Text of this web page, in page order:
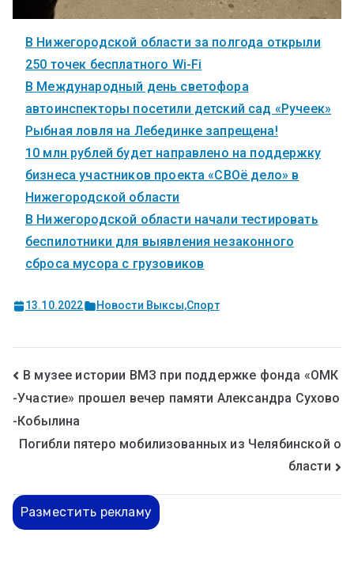
В Нижегородской области за полгода открыли
250 точек бесплатного Wi-Fi
В Международный день светофора
автоинспекторы посетили детский сад «Ручеек»
Рыбная ловля на Лебединке запрещена!
10 млн рублей будет направлено на поддержку
бизнеса участников проекта «СВОё дело» в
Нижегородской области
В Нижегородской области начали тестировать
беспилотники для выявления незаконного
сброса мусора с грузовиков
13.10.2022 Новости Выксы,Спорт
В музее истории ВМЗ при поддержке фонда «ОМК
-Участие» прошел вечер памяти Александра Сухово
-Кобылина
Погибли пятеро мобилизованных из Челябинской о
бласти
Разместить рекламу